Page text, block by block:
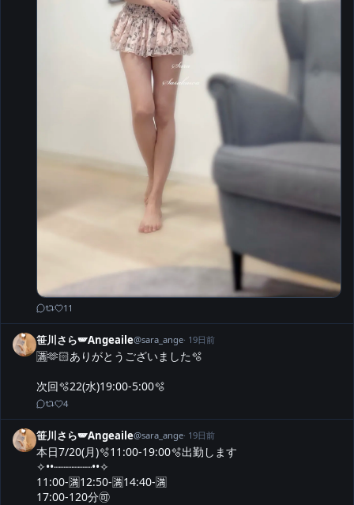
11
笹川さら🪽Angeaile@sara_ange· 19日前
🈵🫶🏻ありがとうございました🫧
次回🫧22(水)19:00-5:00🫧
4
笹川さら🪽Angeaile@sara_ange· 19日前
本日7/20(月)🫧11:00-19:00🫧出勤します
✧••┈┈┈┈┈┈••✧
11:00-🈵12:50-🈵14:40-🈵
17:00-120分🉑